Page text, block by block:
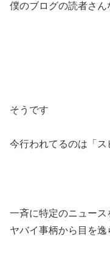
僕のブログの読者さ
そうです
今行われてるのは「
一斉に特定のニュー
ヤバイ事柄から目を